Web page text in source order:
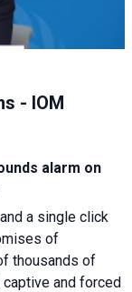
- IOM
alarm on
a single click
of
thousands of
captive and forced